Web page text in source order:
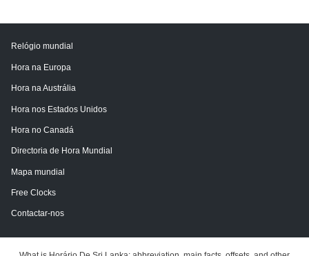
Relógio mundial
Hora na Europa
Hora na Austrália
Hora nos Estados Unidos
Hora no Canadá
Directoria de Hora Mundial
Mapa mundial
Free Clocks
Contactar-nos